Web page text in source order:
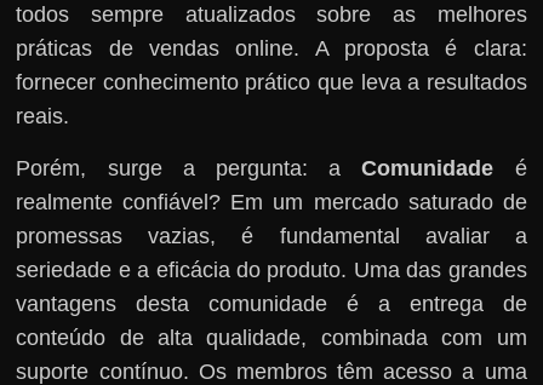
r
s
o
s
e
todos sempre atualizados sobre as melhores
práticas de vendas online. A proposta é clara:
fornecer conhecimento prático que leva a resultados
reais.
Porém, surge a pergunta: aComunidade é
realmente confiável? Em um mercado saturado de
promessas vazias, é fundamental avaliar a
seriedade e a eficácia do produto. Uma das grandes
vantagens desta comunidade é a entrega de
conteúdo de alta qualidade, combinada com um
suporte contínuo. Os membros têm acesso a uma